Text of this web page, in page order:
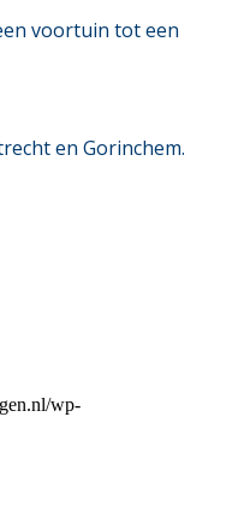
voortuin tot een
en Gorinchem.
wp-